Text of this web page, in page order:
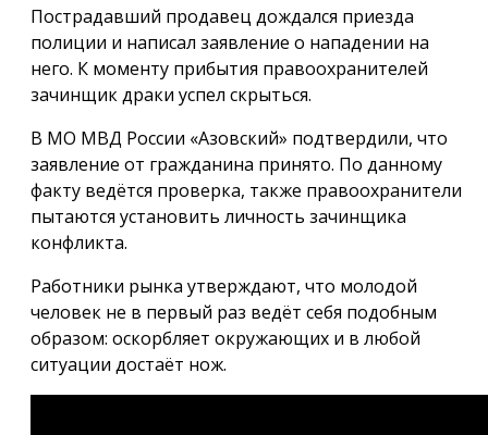
Пострадавший продавец дождался приезда
полиции и написал заявление о нападении на
него. К моменту прибытия правоохранителей
зачинщик драки успел скрыться.
В МО МВД России «Азовский» подтвердили, что
заявление от гражданина принято. По данному
факту ведётся проверка, также правоохранители
пытаются установить личность зачинщика
конфликта.
Работники рынка утверждают, что молодой
человек не в первый раз ведёт себя подобным
образом: оскорбляет окружающих и в любой
ситуации достаёт нож.